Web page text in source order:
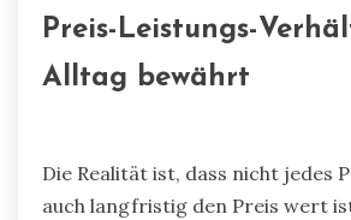
Preis-Leistungs-
Alltag bewährt
Die Realität ist, dass nicht jedes
auch langfristig den Preis wert